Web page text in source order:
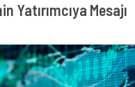
Yatırımcıya Mesajı